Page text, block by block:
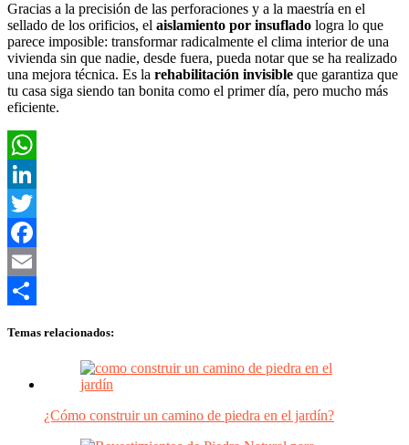
Gracias a la precisión de las perforaciones y a la maestría en el
sellado de los orificios, el aislamiento por insuflado logra lo que
parece imposible: transformar radicalmente el clima interior de una
vivienda sin que nadie, desde fuera, pueda notar que se ha realizado
una mejora técnica. Es la rehabilitación invisible que garantiza que
tu casa siga siendo tan bonita como el primer día, pero mucho más
eficiente.
WhatsApp
LinkedIn
Twitter
Facebook
Email
Temas relacionados:
¿Cómo construir un camino de piedra en el jardín?